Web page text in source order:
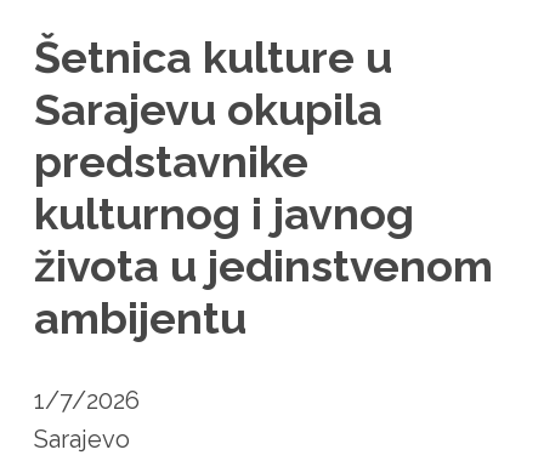
Šetnica kulture u
Sarajevu okupila
predstavnike
kulturnog i javnog
života u jedinstvenom
ambijentu
1/7/2026
Sarajevo